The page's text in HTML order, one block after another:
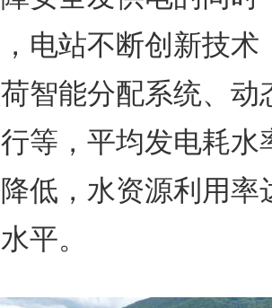
电站不断创新技术
智能分配系统、动
等，平均发电耗水
低，水资源利用率
平。